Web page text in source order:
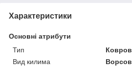
Характеристики
Основні атрибути
Тип
Вид килима